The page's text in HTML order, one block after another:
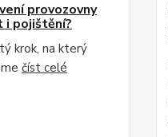
provozovny
i pojištění?
krok, na který
číst celé